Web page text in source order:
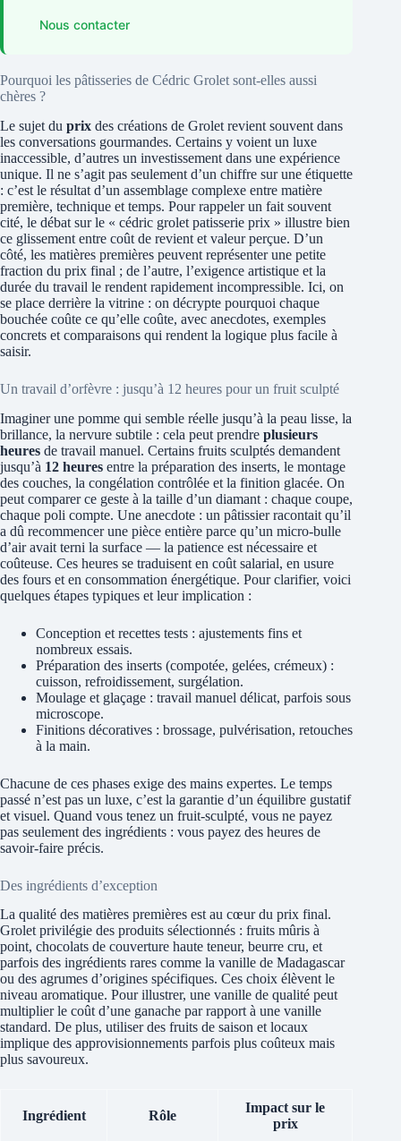
Nous contacter
Pourquoi les pâtisseries de Cédric Grolet sont-elles aussi
chères ?
Le sujet du prix des créations de Grolet revient souvent dans
les conversations gourmandes. Certains y voient un luxe
inaccessible, d’autres un investissement dans une expérience
unique. Il ne s’agit pas seulement d’un chiffre sur une étiquette
: c’est le résultat d’un assemblage complexe entre matière
première, technique et temps. Pour rappeler un fait souvent
cité, le débat sur le « cédric grolet patisserie prix » illustre bien
ce glissement entre coût de revient et valeur perçue. D’un
côté, les matières premières peuvent représenter une petite
fraction du prix final ; de l’autre, l’exigence artistique et la
durée du travail le rendent rapidement incompressible. Ici, on
se place derrière la vitrine : on décrypte pourquoi chaque
bouchée coûte ce qu’elle coûte, avec anecdotes, exemples
concrets et comparaisons qui rendent la logique plus facile à
saisir.
Un travail d’orfèvre : jusqu’à 12 heures pour un fruit sculpté
Imaginer une pomme qui semble réelle jusqu’à la peau lisse, la
brillance, la nervure subtile : cela peut prendre plusieurs
heures de travail manuel. Certains fruits sculptés demandent
jusqu’à 12 heures entre la préparation des inserts, le montage
des couches, la congélation contrôlée et la finition glacée. On
peut comparer ce geste à la taille d’un diamant : chaque coupe,
chaque poli compte. Une anecdote : un pâtissier racontait qu’il
a dû recommencer une pièce entière parce qu’un micro-bulle
d’air avait terni la surface — la patience est nécessaire et
coûteuse. Ces heures se traduisent en coût salarial, en usure
des fours et en consommation énergétique. Pour clarifier, voici
quelques étapes typiques et leur implication :
Conception et recettes tests : ajustements fins et
nombreux essais.
Préparation des inserts (compotée, gelées, crémeux) :
cuisson, refroidissement, surgélation.
Moulage et glaçage : travail manuel délicat, parfois sous
microscope.
Finitions décoratives : brossage, pulvérisation, retouches
à la main.
Chacune de ces phases exige des mains expertes. Le temps
passé n’est pas un luxe, c’est la garantie d’un équilibre gustatif
et visuel. Quand vous tenez un fruit-sculpté, vous ne payez
pas seulement des ingrédients : vous payez des heures de
savoir-faire précis.
Des ingrédients d’exception
La qualité des matières premières est au cœur du prix final.
Grolet privilégie des produits sélectionnés : fruits mûris à
point, chocolats de couverture haute teneur, beurre cru, et
parfois des ingrédients rares comme la vanille de Madagascar
ou des agrumes d’origines spécifiques. Ces choix élèvent le
niveau aromatique. Pour illustrer, une vanille de qualité peut
multiplier le coût d’une ganache par rapport à une vanille
standard. De plus, utiliser des fruits de saison et locaux
implique des approvisionnements parfois plus coûteux mais
plus savoureux.
Ingrédient Rôle
Impact sur le
prix